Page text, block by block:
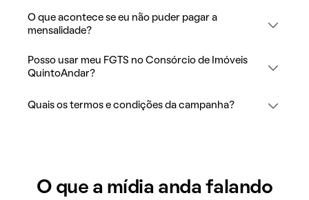
O que acontece se eu não puder pagar a
mensalidade?
Posso usar meu FGTS no Consórcio de Imóveis
QuintoAndar?
Quais os termos e condições da campanha?
O que a mídia anda falando